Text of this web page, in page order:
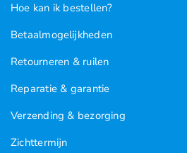
Hoe kan ik bestellen?
Betaalmogelijkheden
Retourneren & ruilen
Reparatie & garantie
Verzending & bezorging
Zichttermijn